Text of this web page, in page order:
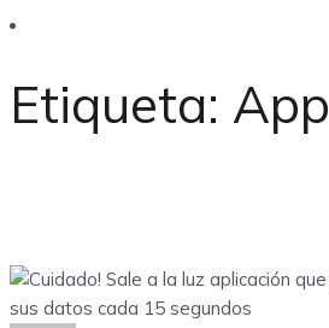
Etiqueta: App